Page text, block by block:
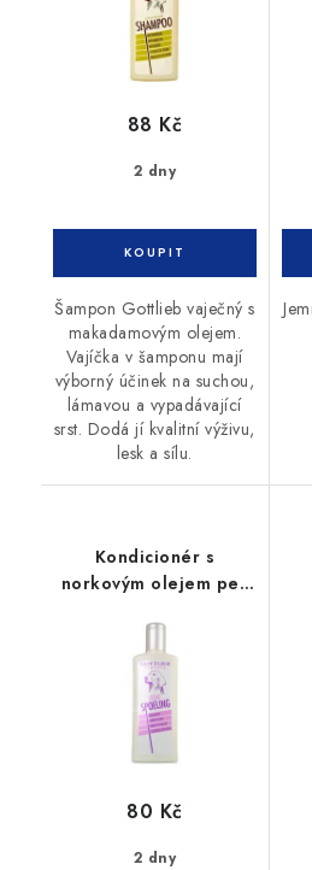
2 dny
88 Kč
Šampon Gottlieb vaječný s
makadamovým olejem.
Vajíčka v šamponu mají
výborný účinek na suchou,
lámavou a vypadávající
srst. Dodá jí kvalitní výživu,
lesk a sílu.
Kondicionér s
norkovým olejem pes
2 dny
80 Kč